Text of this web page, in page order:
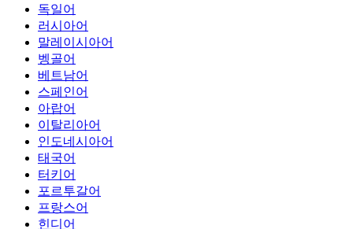
독일어
러시아어
말레이시아어
벵골어
베트남어
스페인어
아랍어
이탈리아어
인도네시아어
태국어
터키어
포르투갈어
프랑스어
힌디어